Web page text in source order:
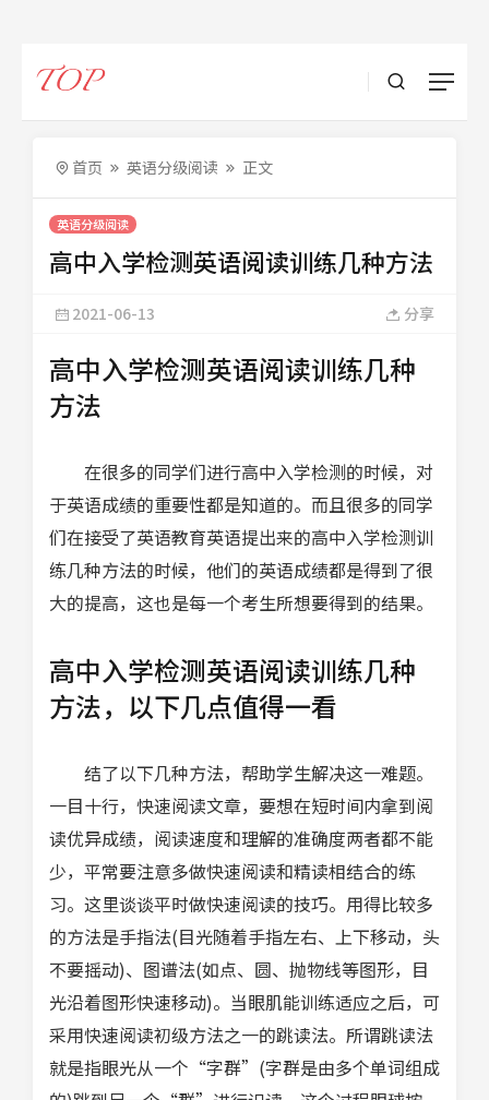
首页 英语分级阅读 正文
英语分级阅读
高中入学检测英语阅读训练几种方法
2021-06-13 分享
高中入学检测英语阅读训练几种
方法
在很多的同学们进行高中入学检测的时候，对
于英语成绩的重要性都是知道的。而且很多的同学
们在接受了英语教育英语提出来的高中入学检测训
练几种方法的时候，他们的英语成绩都是得到了很
大的提高，这也是每一个考生所想要得到的结果。
高中入学检测英语阅读训练几种
方法，以下几点值得一看
结了以下几种方法，帮助学生解决这一难题。
一目十行，快速阅读文章，要想在短时间内拿到阅
读优异成绩，阅读速度和理解的准确度两者都不能
少，平常要注意多做快速阅读和精读相结合的练
习。这里谈谈平时做快速阅读的技巧。用得比较多
的方法是手指法(目光随着手指左右、上下移动，头
不要摇动)、图谱法(如点、圆、抛物线等图形，目
光沿着图形快速移动)。当眼肌能训练适应之后，可
采用快速阅读初级方法之一的跳读法。所谓跳读法
就是指眼光从一个“字群”(字群是由多个单词组成